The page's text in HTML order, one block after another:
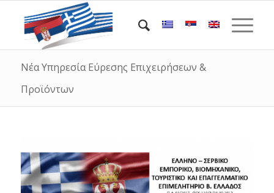
Νέα Υπηρεσία Εύρεσης Επιχειρήσεων &
Προϊόντων